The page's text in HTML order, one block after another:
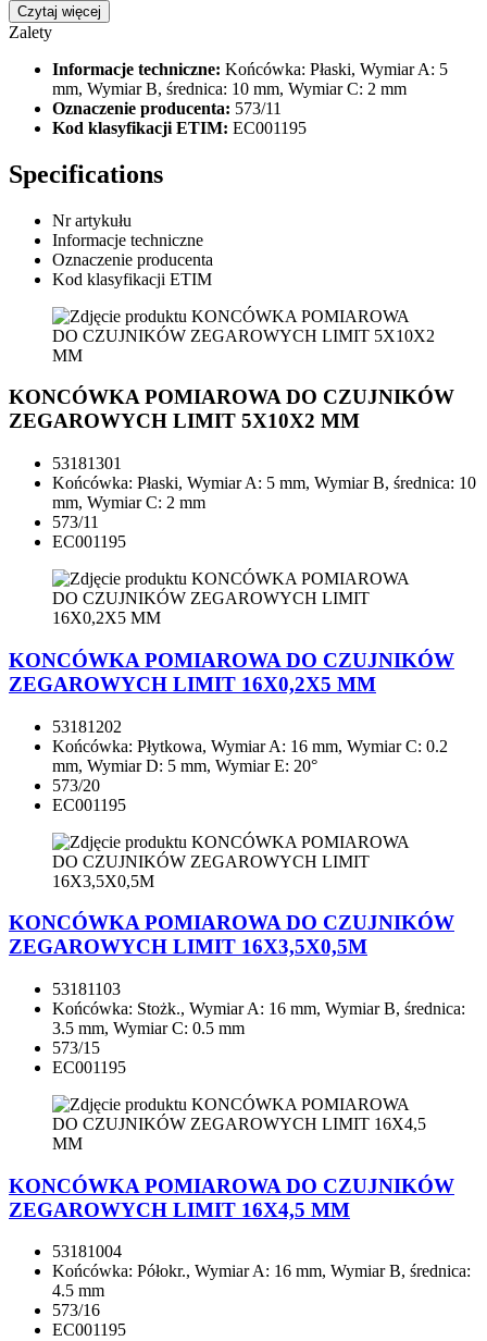
Czytaj więcej
Zalety
Informacje techniczne: Końcówka: Płaski, Wymiar A: 5
mm, Wymiar B, średnica: 10 mm, Wymiar C: 2 mm
Oznaczenie producenta: 573/11
Kod klasyfikacji ETIM: EC001195
Specifications
Nr artykułu
Informacje techniczne
Oznaczenie producenta
Kod klasyfikacji ETIM
KONCÓWKA POMIAROWA DO CZUJNIKÓW
ZEGAROWYCH LIMIT 5X10X2 MM
53181301
Końcówka: Płaski, Wymiar A: 5 mm, Wymiar B, średnica: 10
mm, Wymiar C: 2 mm
573/11
EC001195
KONCÓWKA POMIAROWA DO CZUJNIKÓW
ZEGAROWYCH LIMIT 16X0,2X5 MM
53181202
Końcówka: Płytkowa, Wymiar A: 16 mm, Wymiar C: 0.2
mm, Wymiar D: 5 mm, Wymiar E: 20°
573/20
EC001195
KONCÓWKA POMIAROWA DO CZUJNIKÓW
ZEGAROWYCH LIMIT 16X3,5X0,5M
53181103
Końcówka: Stożk., Wymiar A: 16 mm, Wymiar B, średnica:
3.5 mm, Wymiar C: 0.5 mm
573/15
EC001195
KONCÓWKA POMIAROWA DO CZUJNIKÓW
ZEGAROWYCH LIMIT 16X4,5 MM
53181004
Końcówka: Półokr., Wymiar A: 16 mm, Wymiar B, średnica:
4.5 mm
573/16
EC001195